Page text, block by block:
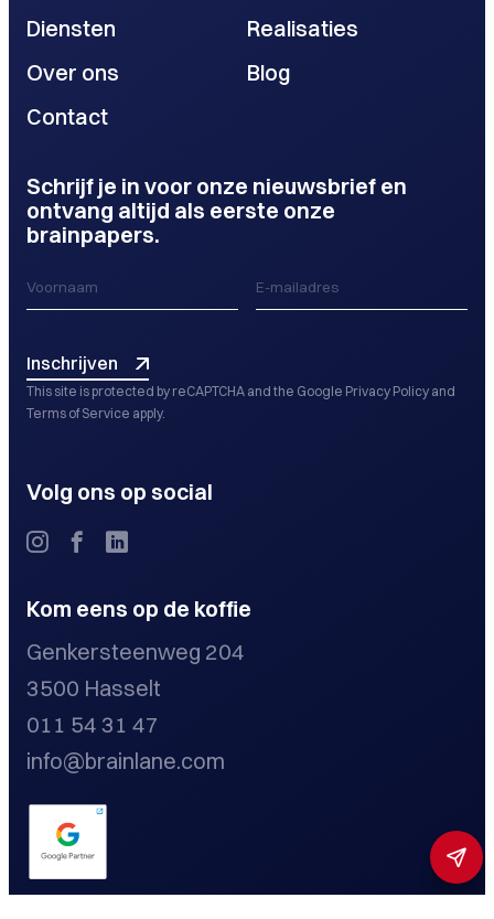
Diensten
Realisaties
Over ons
Blog
Contact
Schrijf je in voor onze nieuwsbrief en
ontvang altijd als eerste onze
brainpapers.
Inschrijven
This site is protected by reCAPTCHA and the Google Privacy Policy and
Terms of Service apply.
Volg ons op social
Kom eens op de koffie
Genkersteenweg 204
3500 Hasselt
011 54 31 47
info@brainlane.com